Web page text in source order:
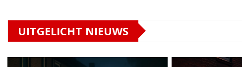
UITGELICHT NIEUWS